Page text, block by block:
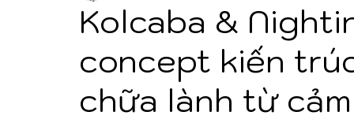
Kolcaba &
concept kiến
chữa lành từ